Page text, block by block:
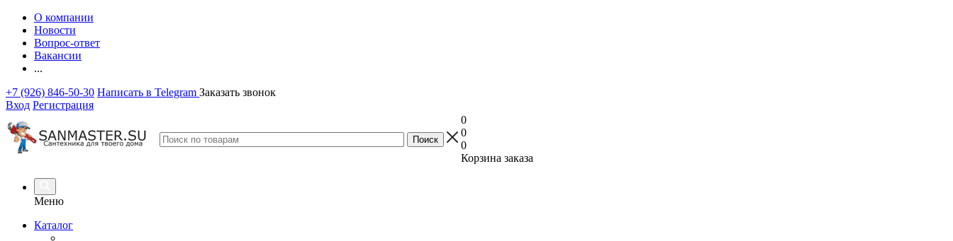
О компании
Новости
Вопрос-ответ
Вакансии
...
+7 (926) 846-50-30 Написать в Telegram Заказать звонок
Вход Регистрация
0
0
0
Корзина заказа
Меню
Каталог